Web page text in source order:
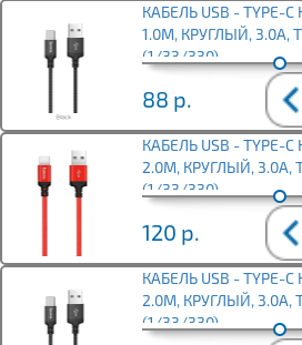
КАБЕЛЬ USB - TYPE-C
1.0М, КРУГЛЫЙ, 3.0A,
(1/33/330)
88 р.
КАБЕЛЬ USB - TYPE-C
2.0М, КРУГЛЫЙ, 3.0A,
(1/33/330)
120 р.
КАБЕЛЬ USB - TYPE-C
2.0М, КРУГЛЫЙ, 3.0A,
(1/33/330)